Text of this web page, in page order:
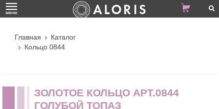
Главная
Каталог
Кольцо 0844
ЗОЛОТОЕ КОЛЬЦО АРТ.0844
ГОЛУБОЙ ТОПАЗ